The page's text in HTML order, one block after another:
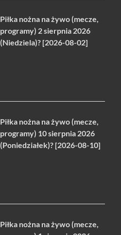
Piłka nożna na żywo (mecze,
programy) 2 sierpnia 2026
(Niedziela)? [2026-08-02]
Piłka nożna na żywo (mecze,
programy) 10 sierpnia 2026
(Poniedziałek)? [2026-08-10]
Piłka nożna na żywo (mecze,